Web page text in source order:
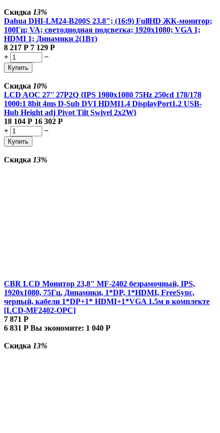
Скидка 13%
Dahua DHI-LM24-B200S 23.8"; (16:9) FullHD ЖК-монитор;
100Гц; VA; светодиодная подсветка; 1920x1080; VGA 1;
HDMI 1; Динамики 2(1Вт)
8 217 Р 7 129 Р
+
−
Купить
Скидка 10%
LCD AOC 27'' 27P2Q {IPS 1980x1080 75Hz 250cd 178/178
1000:1 8bit 4ms D-Sub DVI HDMI1.4 DisplayPort1.2 USB-
Hub Height adj Pivot Tilt Swivel 2x2W}
18 104 Р 16 302 Р
+
−
Купить
Скидка 13%
CBR LCD Монитор 23,8" MF-2402 безрамочный, IPS,
1920x1080, 75Гц, Динамики, 1*DP, 1*HDMI, FreeSync,
черный, кабели 1*DP+1* HDMI+1*VGA 1.5м в комплекте
[LCD-MF2402-OPC]
7 871 Р
6 831 Р Вы экономите: 1 040 Р
Скидка 13%